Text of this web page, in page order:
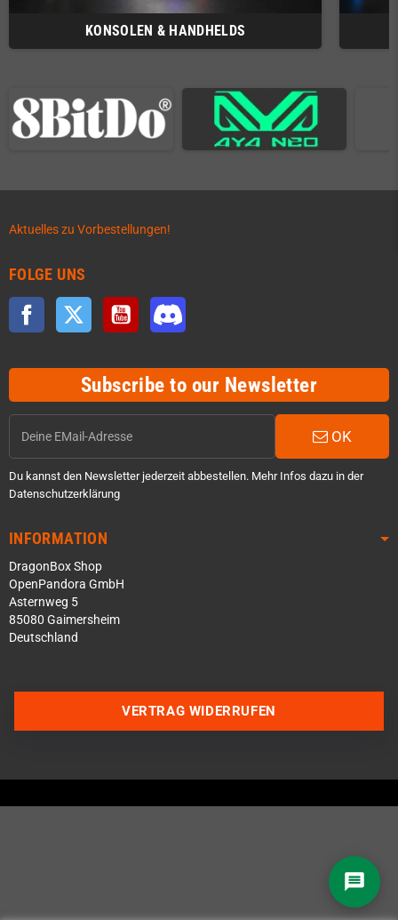
KONSOLEN & HANDHELDS
Aktuelles zu Vorbestellungen!
FOLGE UNS
Facebook Twitter YouTube
Subscribe to our Newsletter
OK
Du kannst den Newsletter jederzeit abbestellen. Mehr Infos dazu in der
Datenschutzerklärung
INFORMATION
DragonBox Shop
OpenPandora GmbH
Asternweg 5
85080 Gaimersheim
Deutschland
VERTRAG WIDERRUFEN